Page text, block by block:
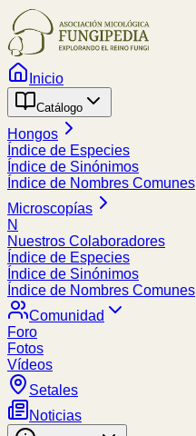
Inicio
Catálogo
Hongos
Índice de Especies
Índice de Sinónimos
Índice de Nombres Comunes
Microscopías
N
Nuestros Colaboradores
Índice de Especies
Índice de Sinónimos
Índice de Nombres Comunes
Comunidad
Foro
Fotos
Vídeos
Setales
Noticias